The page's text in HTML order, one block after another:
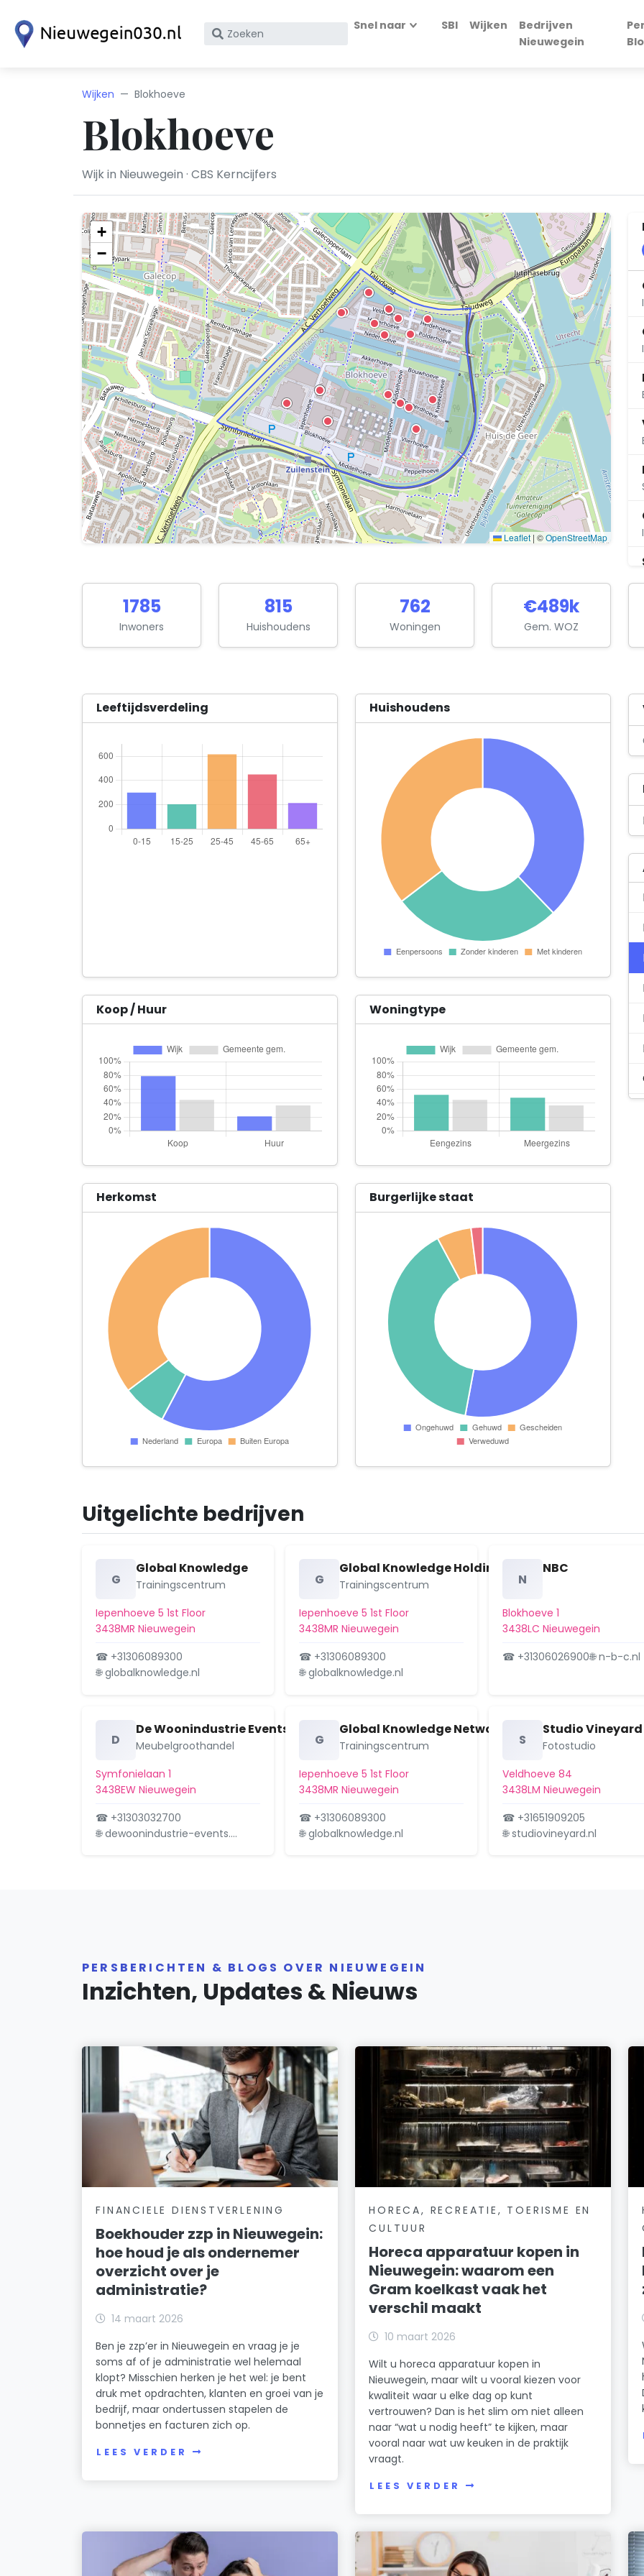
Zoek
Snel naar SBI Wijken
Bedrijven
Nieuwegein
Wijken Blokhoeve
Blokhoeve
Wijk in Nieuwegein · CBS Kerncijfers
+
−
Leaflet | ©OpenStreetMap
1785
Inwoners
815
Huishoudens
762
Woningen
€489k
Gem. WOZ
Leeftijdsverdeling Huishoudens
Koop / Huur Woningtype
Herkomst Burgerlijke staat
Uitgelichte bedrijven
G
Global Knowledge
Trainingscentrum
Iepenhoeve 5 1st Floor
3438MR Nieuwegein
☎ +31306089300
🌐 globalknowledge.nl
G
Global Knowledge Holdings B.V.
Trainingscentrum
Iepenhoeve 5 1st Floor
3438MR Nieuwegein
☎ +31306089300
🌐 globalknowledge.nl
N
NBC
Blokhoeve 1
3438LC Nieuwegein
☎ +31306026900🌐 n-b-c.nl
D
De Woonindustrie Events B.V.
Meubelgroothandel
Symfonielaan 1
3438EW Nieuwegein
☎ +31303032700
🌐 dewoonindustrie-events.…
G
Global Knowledge Network Netherlands B.V.
Trainingscentrum
Iepenhoeve 5 1st Floor
3438MR Nieuwegein
☎ +31306089300
🌐 globalknowledge.nl
S
Studio Vineyard
Fotostudio
Veldhoeve 84
3438LM Nieuwegein
☎ +31651909205
🌐 studiovineyard.nl
PERSBERICHTEN & BLOGS OVER NIEUWEGEIN
Inzichten, Updates & Nieuws
FINANCIELE DIENSTVERLENING
Boekhouder zzp in Nieuwegein:
hoe houd je als ondernemer
overzicht over je
administratie?
14 maart 2026
Ben je zzp’er in Nieuwegein en vraag je je
soms af of je administratie wel helemaal
klopt? Misschien herken je het wel: je bent
druk met opdrachten, klanten en groei van je
bedrijf, maar ondertussen stapelen de
bonnetjes en facturen zich op.
LEES VERDER
HORECA, RECREATIE, TOERISME EN
CULTUUR
Horeca apparatuur kopen in
Nieuwegein: waarom een
Gram koelkast vaak het
verschil maakt
10 maart 2026
Wilt u horeca apparatuur kopen in
Nieuwegein, maar wilt u vooral kiezen voor
kwaliteit waar u elke dag op kunt
vertrouwen? Dan is het slim om niet alleen
naar “wat u nodig heeft” te kijken, maar
vooral naar wat uw keuken in de praktijk
vraagt.
LEES VERDER